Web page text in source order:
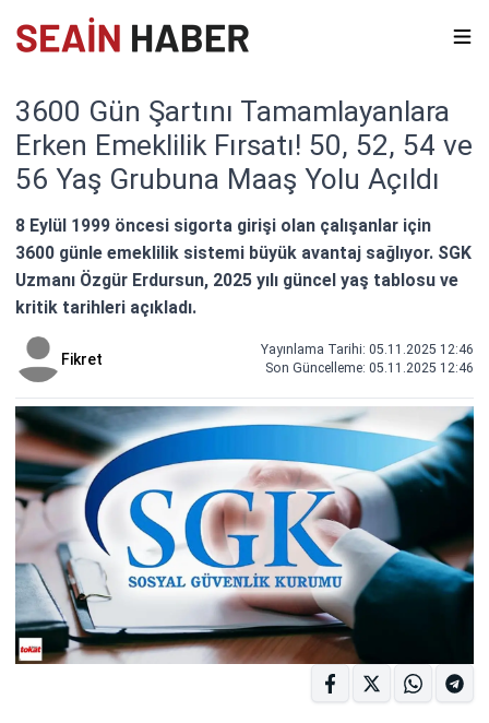
3600 Gün Şartını Tamamlayanlara
Erken Emeklilik Fırsatı! 50, 52, 54 ve
56 Yaş Grubuna Maaş Yolu Açıldı
8 Eylül 1999 öncesi sigorta girişi olan çalışanlar için
3600 günle emeklilik sistemi büyük avantaj sağlıyor. SGK
Uzmanı Özgür Erdursun, 2025 yılı güncel yaş tablosu ve
kritik tarihleri açıkladı.
Fikret
Yayınlama Tarihi: 05.11.2025 12:46
Son Güncelleme: 05.11.2025 12:46